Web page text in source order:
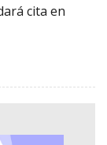
cita en